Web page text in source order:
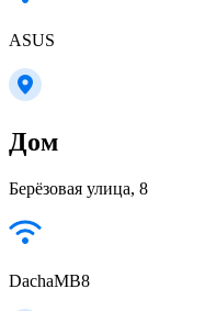
ASUS
Дом
Берёзовая улица, 8
DachaMB8